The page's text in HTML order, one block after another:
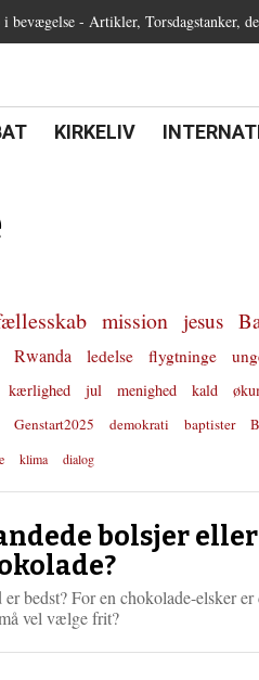
bevægelse - Artikler, Torsdagstanker,
21.0:
KIRKELIV 22.0:
mission jesus
Rwanda ledelse flygtninge
kærlighed jul menighed kald
Genstart2025 demokrati baptister
klima dialog
bolsjer
er bedst? For en chokolade-elsker
vel vælge frit?